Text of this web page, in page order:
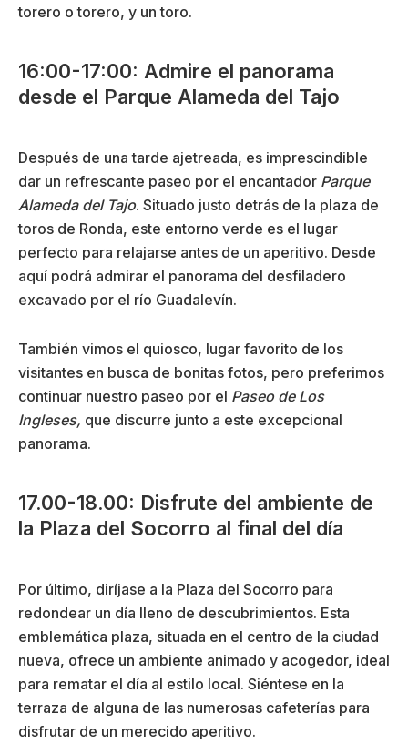
torero o torero, y un toro.
16:00-17:00: Admire el panorama
desde el Parque Alameda del Tajo
Después de una tarde ajetreada, es imprescindible
dar un refrescante paseo por el encantador Parque
Alameda del Tajo. Situado justo detrás de la plaza de
toros de Ronda, este entorno verde es el lugar
perfecto para relajarse antes de un aperitivo. Desde
aquí podrá admirar el panorama del desfiladero
excavado por el río Guadalevín.
También vimos el quiosco, lugar favorito de los
visitantes en busca de bonitas fotos, pero preferimos
continuar nuestro paseo por el Paseo de Los
Ingleses, que discurre junto a este excepcional
panorama.
17.00-18.00: Disfrute del ambiente de
la Plaza del Socorro al final del día
Por último, diríjase a la Plaza del Socorro para
redondear un día lleno de descubrimientos. Esta
emblemática plaza, situada en el centro de la ciudad
nueva, ofrece un ambiente animado y acogedor, ideal
para rematar el día al estilo local. Siéntese en la
terraza de alguna de las numerosas cafeterías para
disfrutar de un merecido aperitivo.